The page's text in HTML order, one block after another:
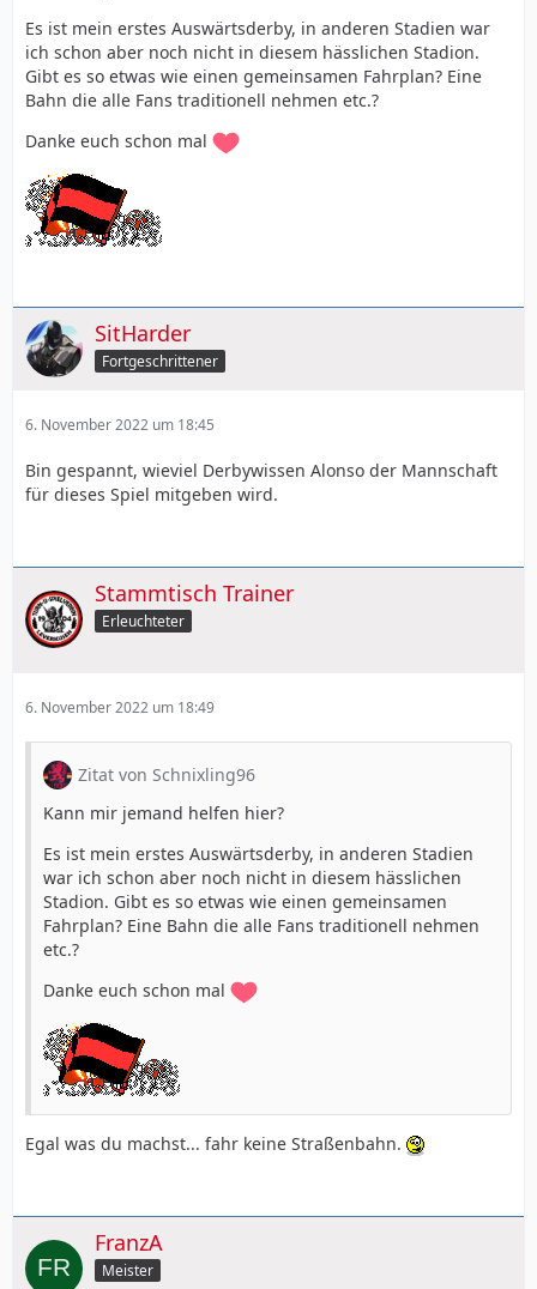
Es ist mein erstes Auswärtsderby, in anderen Stadien war
ich schon aber noch nicht in diesem hässlichen Stadion.
Gibt es so etwas wie einen gemeinsamen Fahrplan? Eine
Bahn die alle Fans traditionell nehmen etc.?
Danke euch schon mal
SitHarder
Fortgeschrittener
6. November 2022 um 18:45
Bin gespannt, wieviel Derbywissen Alonso der Mannschaft
für dieses Spiel mitgeben wird.
Stammtisch Trainer
Erleuchteter
6. November 2022 um 18:49
Zitat von Schnixling96
Kann mir jemand helfen hier?
Es ist mein erstes Auswärtsderby, in anderen Stadien
war ich schon aber noch nicht in diesem hässlichen
Stadion. Gibt es so etwas wie einen gemeinsamen
Fahrplan? Eine Bahn die alle Fans traditionell nehmen
etc.?
Danke euch schon mal
Egal was du machst... fahr keine Straßenbahn.
FranzA
Meister